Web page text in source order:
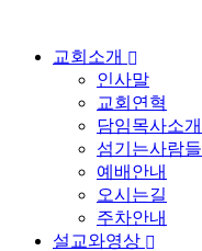
교회소개
인사말
교회연혁
담임목사소개
섬기는사람들
예배안내
오시는길
주차안내
설교와영상